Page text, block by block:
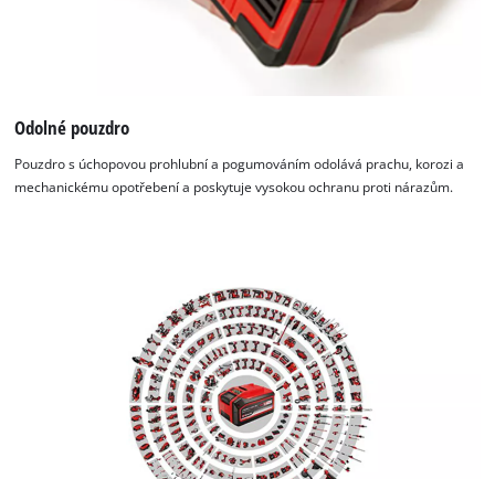
Odolné pouzdro
Pouzdro s úchopovou prohlubní a pogumováním odolává prachu, korozi a
mechanickému opotřebení a poskytuje vysokou ochranu proti nárazům.